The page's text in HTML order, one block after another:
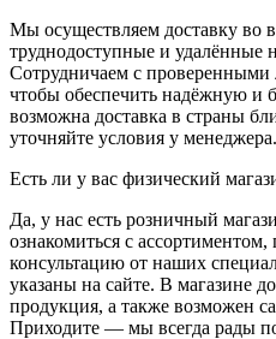
Мы осуществляем доставку во
труднодоступные и удалённые
Сотрудничаем с
чтобы обеспечить надёжную и
возможна доставка в страны
уточняйте условия у менеджера.
Есть ли у вас физический
Да, у нас есть розничный
ознакомиться с
консультацию от наших
указаны на сайте. В магазине
продукция, а также возможен
Приходите — мы всегда рады